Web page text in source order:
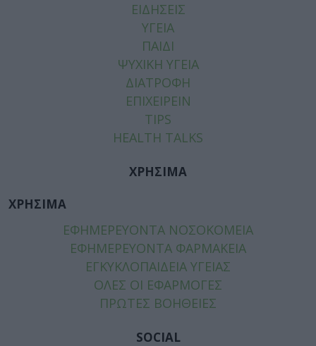
ΕΙΔΗΣΕΙΣ
ΥΓΕΙΑ
ΠΑΙΔΙ
ΨΥΧΙΚΗ ΥΓΕΙΑ
ΔΙΑΤΡΟΦΗ
ΕΠΙΧΕΙΡΕΙΝ
TIPS
HEALTH TALKS
ΧΡΗΣΙΜΑ
ΧΡΗΣΙΜΑ
ΕΦΗΜΕΡΕΥΟΝΤΑ ΝΟΣΟΚΟΜΕΙΑ
ΕΦΗΜΕΡΕΥΟΝΤΑ ΦΑΡΜΑΚΕΙΑ
ΕΓΚΥΚΛΟΠΑΙΔΕΙΑ ΥΓΕΙΑΣ
ΟΛΕΣ ΟΙ ΕΦΑΡΜΟΓΕΣ
ΠΡΩΤΕΣ ΒΟΗΘΕΙΕΣ
SOCIAL